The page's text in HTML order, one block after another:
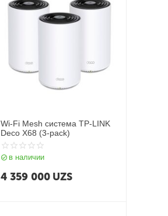
Wi-Fi Mesh система TP-LINK
Deco X68 (3-pack)
в наличии
4 359 000 UZS